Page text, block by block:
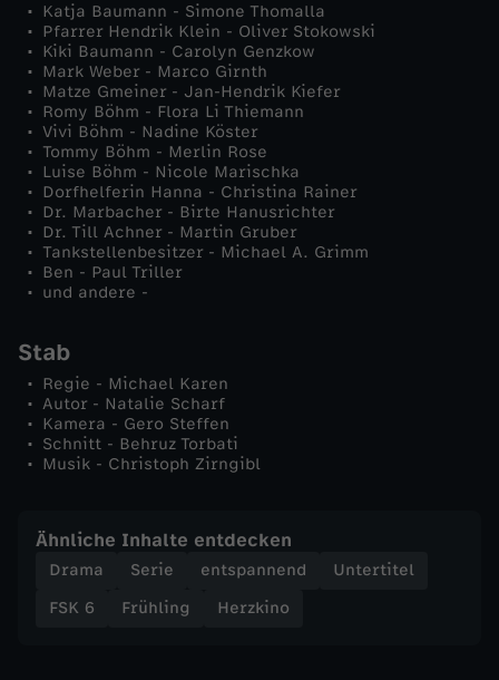
Katja Baumann - Simone Thomalla
Pfarrer Hendrik Klein - Oliver Stokowski
Kiki Baumann - Carolyn Genzkow
Mark Weber - Marco Girnth
Matze Gmeiner - Jan-Hendrik Kiefer
Romy Böhm - Flora Li Thiemann
Vivi Böhm - Nadine Köster
Tommy Böhm - Merlin Rose
Luise Böhm - Nicole Marischka
Dorfhelferin Hanna - Christina Rainer
Dr. Marbacher - Birte Hanusrichter
Dr. Till Achner - Martin Gruber
Tankstellenbesitzer - Michael A. Grimm
Ben - Paul Triller
und andere -
Stab
Regie - Michael Karen
Autor - Natalie Scharf
Kamera - Gero Steffen
Schnitt - Behruz Torbati
Musik - Christoph Zirngibl
Ähnliche Inhalte entdecken
Drama Serie entspannend
Untertitel
FSK 6
Frühling Herzkino